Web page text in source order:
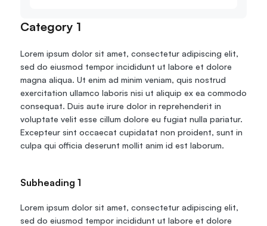
Go Back
Travel Data
Web Scraping Popular
Ads Verification
SERP/SEO Scraping
Price Monitoring
All Use Cases
Category 1
Lorem ipsum dolor sit amet, consectetur adipiscing elit,
sed do eiusmod tempor incididunt ut labore et dolore
magna aliqua. Ut enim ad minim veniam, quis nostrud
exercitation ullamco laboris nisi ut aliquip ex ea commodo
consequat. Duis aute irure dolor in reprehenderit in
voluptate velit esse cillum dolore eu fugiat nulla pariatur.
Excepteur sint occaecat cupidatat non proident, sunt in
culpa qui officia deserunt mollit anim id est laborum.
Subheading 1
Lorem ipsum dolor sit amet, consectetur adipiscing elit,
sed do eiusmod tempor incididunt ut labore et dolore